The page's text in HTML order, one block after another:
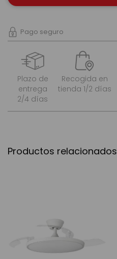
Pago seguro
Plazo de
entrega
2/4 días
Recogida en
tienda 1/2 días
Productos relacionados